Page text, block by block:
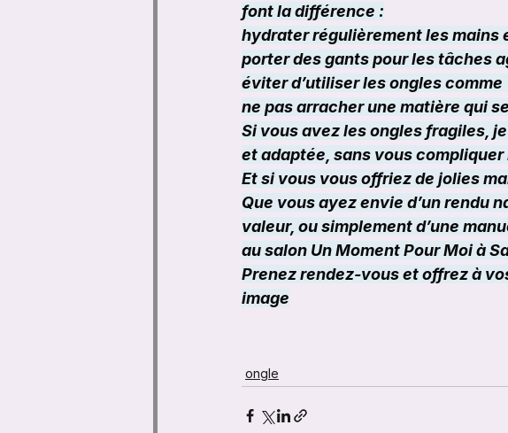
font la différence :
hydrater régulièrement les mains
porter des gants pour les tâches
éviter d’utiliser les ongles
ne pas arracher une matière qui
Si vous avez les ongles fragiles,
et adaptée, sans vous compliquer
Et si vous vous offriez de jolies
Que vous ayez envie d’un rendu
valeur, ou simplement d’une
au salon Un Moment Pour Moi à
Prenez rendez-vous et offrez à
image
ongle